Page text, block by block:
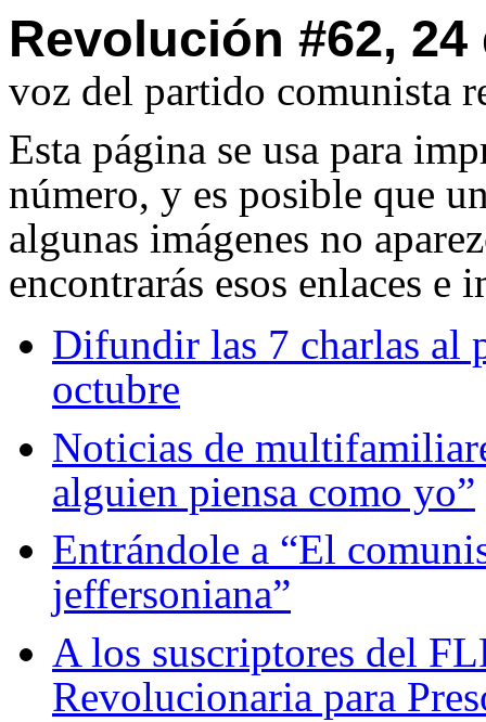
Revolución #62,
voz del partido comunista
Esta página se usa para
número, y es posible que
algunas imágenes no
encontrarás esos enlaces e
Difundir las 7 charlas al
octubre
Noticias de
alguien piensa como yo”
Entrándole a “El
jeffersoniana”
A los suscriptores del
Revolucionaria para